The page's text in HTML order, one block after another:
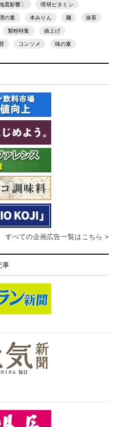
震影響〕 理研ビタミン
の素 本みりん 麺 抹茶
製粉特集 値上げ
コンソメ 味の素
すべての企画広告一覧はこちら >
事